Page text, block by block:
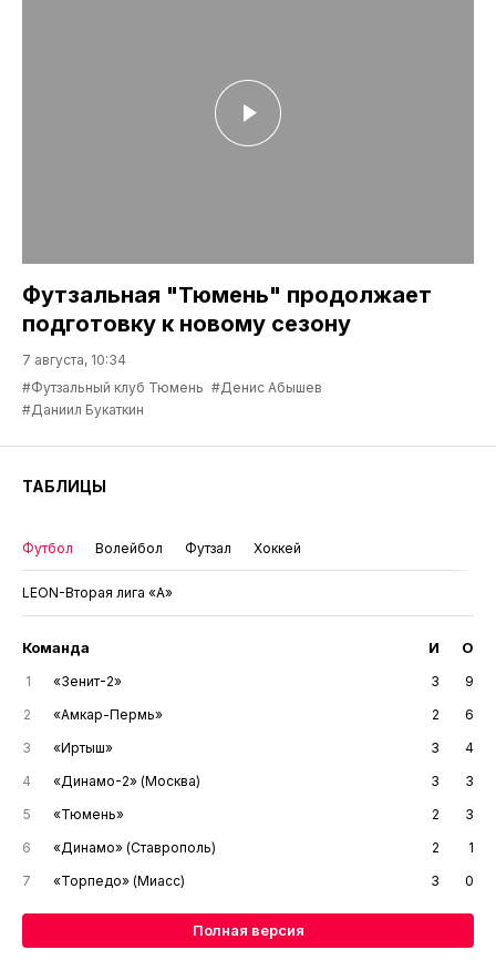
Футзальная "Тюмень" продолжает
подготовку к новому сезону
7 августа, 10:34
#Футзальный клуб Тюмень #Денис Абышев
#Даниил Букаткин
ТАБЛИЦЫ
Футбол Волейбол Футзал Хоккей
LEON-Вторая лига «А»
Команда И О
1 «Зенит-2» 3
9
2
«Амкар-Пермь» 2
6
3
«Иртыш» 3
4
4
«Динамо-2» (Москва) 3
3
5
«Тюмень» 2
3
6
«Динамо» (Ставрополь) 2
1
7
«Торпедо» (Миасс) 3 0
Полная версия